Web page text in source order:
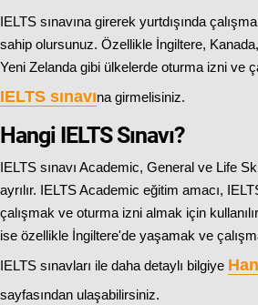
IELTS sınavına girerek yurtdışında
sahip olursunuz. Özellikle İngiltere,
Yeni Zelanda gibi ülkelerde oturma izni ve
IELTS sınavına girmelisiniz.
Hangi IELTS Sınavı?
IELTS sınavı Academic, General ve Life
ayrılır. IELTS Academic eğitim amacı,
çalışmak ve oturma izni almak için
ise özellikle İngiltere'de yaşamak ve
IELTS sınavları ile daha detaylı bilgiye
sayfasından ulaşabilirsiniz.